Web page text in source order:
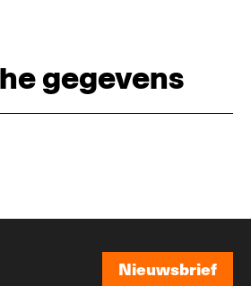
gegevens
Nieuwsbrief